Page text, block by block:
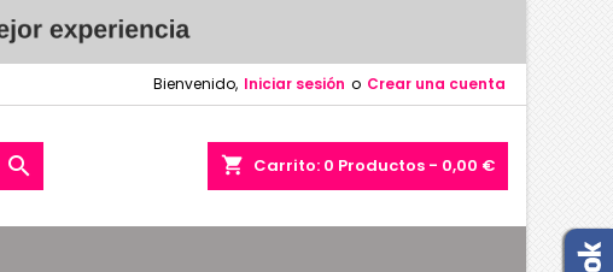
Bienvenido, Iniciar sesión o Crear una cuenta
shopping_cart Carrito: 0 Productos - 0,00 €
